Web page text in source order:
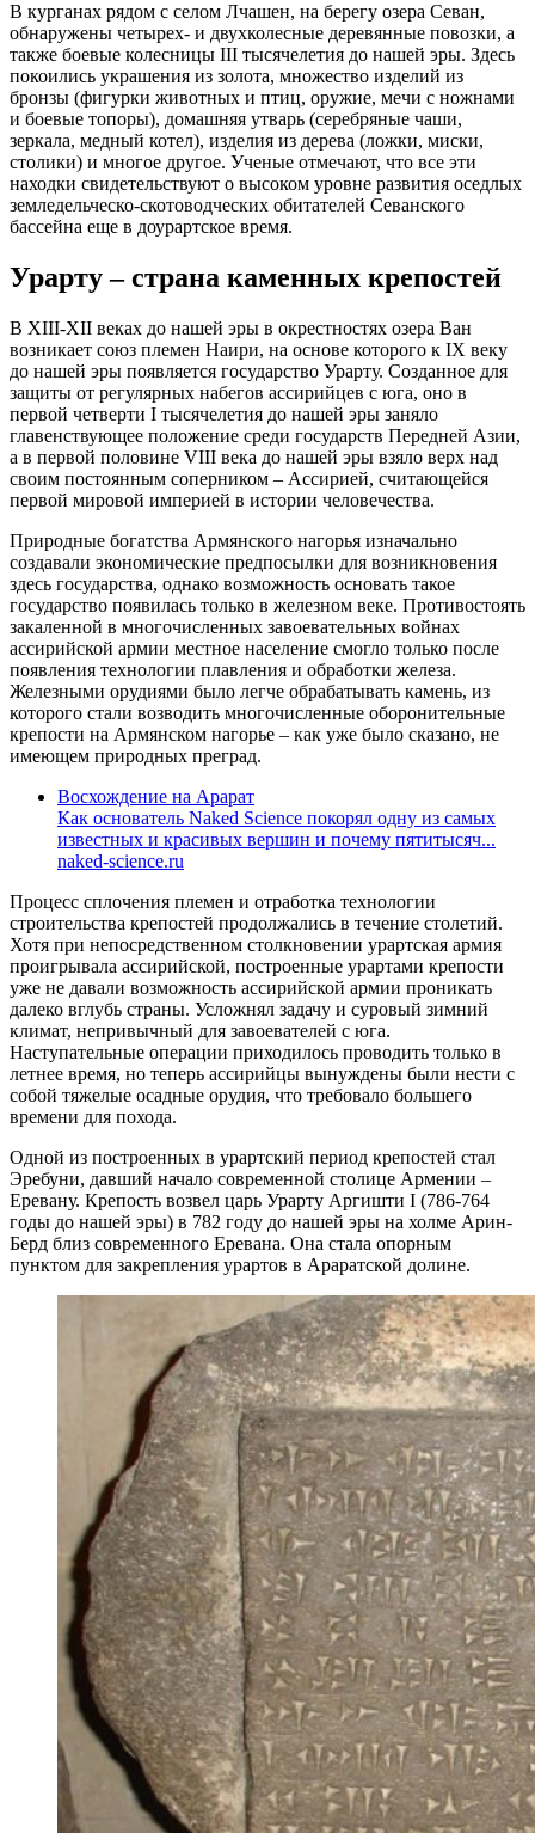
В курганах рядом с селом Лчашен, на берегу озера Севан,
обнаружены четырех- и двухколесные деревянные повозки, а
также боевые колесницы III тысячелетия до нашей эры. Здесь
покоились украшения из золота, множество изделий из
бронзы (фигурки животных и птиц, оружие, мечи с ножнами
и боевые топоры), домашняя утварь (серебряные чаши,
зеркала, медный котел), изделия из дерева (ложки, миски,
столики) и многое другое. Ученые отмечают, что все эти
находки свидетельствуют о высоком уровне развития оседлых
земледельческо-скотоводческих обитателей Севанского
бассейна еще в доурартское время.
Урарту – страна каменных крепостей
В XIII-XII веках до нашей эры в окрестностях озера Ван
возникает союз племен Наири, на основе которого к IX веку
до нашей эры появляется государство Урарту. Созданное для
защиты от регулярных набегов ассирийцев с юга, оно в
первой четверти I тысячелетия до нашей эры заняло
главенствующее положение среди государств Передней Азии,
а в первой половине VIII века до нашей эры взяло верх над
своим постоянным соперником – Ассирией, считающейся
первой мировой империей в истории человечества.
Природные богатства Армянского нагорья изначально
создавали экономические предпосылки для возникновения
здесь государства, однако возможность основать такое
государство появилась только в железном веке. Противостоять
закаленной в многочисленных завоевательных войнах
ассирийской армии местное население смогло только после
появления технологии плавления и обработки железа.
Железными орудиями было легче обрабатывать камень, из
которого стали возводить многочисленные оборонительные
крепости на Армянском нагорье – как уже было сказано, не
имеющем природных преград.
Восхождение на Арарат
Как основатель Naked Science покорял одну из самых
известных и красивых вершин и почему пятитысяч...
naked-science.ru
Процесс сплочения племен и отработка технологии
строительства крепостей продолжались в течение столетий.
Хотя при непосредственном столкновении урартская армия
проигрывала ассирийской, построенные урартами крепости
уже не давали возможность ассирийской армии проникать
далеко вглубь страны. Усложнял задачу и суровый зимний
климат, непривычный для завоевателей с юга.
Наступательные операции приходилось проводить только в
летнее время, но теперь ассирийцы вынуждены были нести с
собой тяжелые осадные орудия, что требовало большего
времени для похода.
Одной из построенных в урартский период крепостей стал
Эребуни, давший начало современной столице Армении –
Еревану. Крепость возвел царь Урарту Аргишти I (786-764
годы до нашей эры) в 782 году до нашей эры на холме Арин-
Берд близ современного Еревана. Она стала опорным
пунктом для закрепления урартов в Араратской долине.